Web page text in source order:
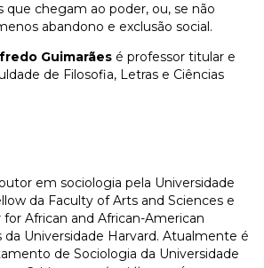
que chegam ao poder, ou, se não
abandono e exclusão social.
Guimarães é professor titular e
de Filosofia, Letras e Ciências
em sociologia pela Universidade
da Faculty of Arts and Sciences e
African and African-American
da Universidade Harvard. Atualmente é
de Sociologia da Universidade